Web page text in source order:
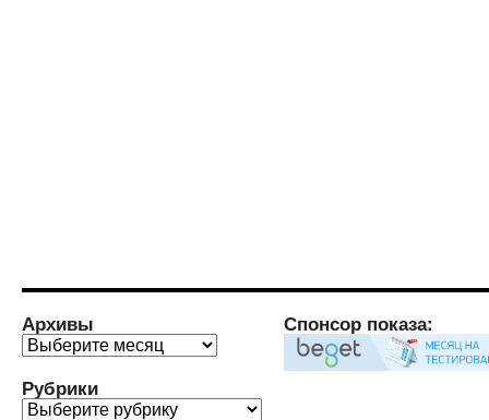
Архивы
Архивы
Рубрики
Рубрики
Спонсор показа: